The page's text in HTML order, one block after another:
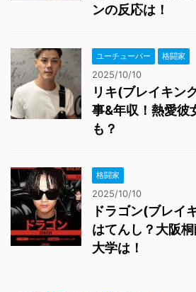
ンの反応は！
ユーチューバー 格闘家
2025/10/10
リキ(ブレイキン
事&年収！熱愛彼
も？
格闘家
2025/10/10
ドラゴン(ブレイ
はてんし？大阪
大学は！